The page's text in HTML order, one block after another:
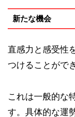
新たな機会
直感力と感受性
つけることがで
これは一般的な
す。具体的な運